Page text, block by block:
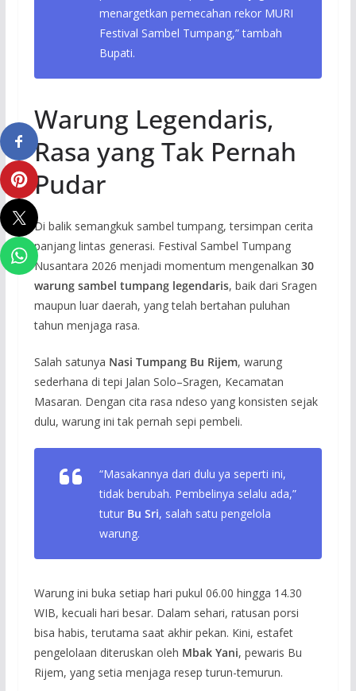
menargetkan pemecahan rekor MURI
Festival Sambel Tumpang,” tambah
Bupati.
Warung Legendaris,
Rasa yang Tak Pernah
Pudar
Di balik semangkuk sambel tumpang, tersimpan cerita
panjang lintas generasi. Festival Sambel Tumpang
Nusantara 2026 menjadi momentum mengenalkan 30
warung sambel tumpang legendaris, baik dari Sragen
maupun luar daerah, yang telah bertahan puluhan
tahun menjaga rasa.
Salah satunya Nasi Tumpang Bu Rijem, warung
sederhana di tepi Jalan Solo–Sragen, Kecamatan
Masaran. Dengan cita rasa ndeso yang konsisten sejak
dulu, warung ini tak pernah sepi pembeli.
“Masakannya dari dulu ya seperti ini,
tidak berubah. Pembelinya selalu ada,”
tutur Bu Sri, salah satu pengelola
warung.
Warung ini buka setiap hari pukul 06.00 hingga 14.30
WIB, kecuali hari besar. Dalam sehari, ratusan porsi
bisa habis, terutama saat akhir pekan. Kini, estafet
pengelolaan diteruskan oleh Mbak Yani, pewaris Bu
Rijem, yang setia menjaga resep turun-temurun.